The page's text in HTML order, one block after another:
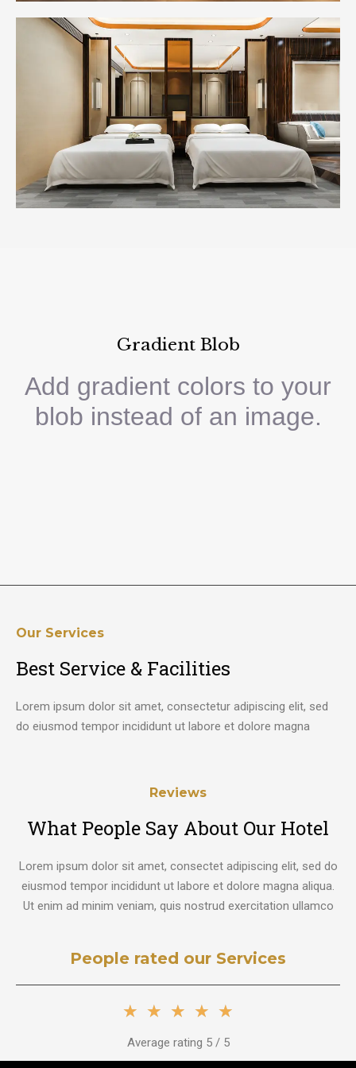
Gradient Blob
Add gradient colors to your
blob instead of an image.
Our Services
Best Service & Facilities
Lorem ipsum dolor sit amet, consectetur adipiscing elit, sed
do eiusmod tempor incididunt ut labore et dolore magna
Reviews
What People Say About Our Hotel
Lorem ipsum dolor sit amet, consectet adipiscing elit, sed do
eiusmod tempor incididunt ut labore et dolore magna aliqua.
Ut enim ad minim veniam, quis nostrud exercitation ullamco
People rated our Services
★ ★ ★ ★ ★
Average rating 5 / 5